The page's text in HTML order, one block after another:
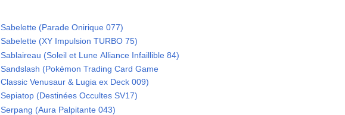
Sabelette (Parade Onirique 077)
Sabelette (XY Impulsion TURBO 75)
Sablaireau (Soleil et Lune Alliance Infaillible 84)
Sandslash (Pokémon Trading Card Game
Classic Venusaur & Lugia ex Deck 009)
Sepiatop (Destinées Occultes SV17)
Serpang (Aura Palpitante 043)